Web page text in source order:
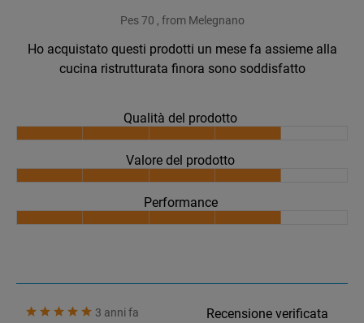
Pes 70 , from Melegnano
Ho acquistato questi prodotti un mese fa assieme alla
cucina ristrutturata finora sono soddisfatto
Qualità del prodotto
Valore del prodotto
Performance
3 anni fa Recensione verificata